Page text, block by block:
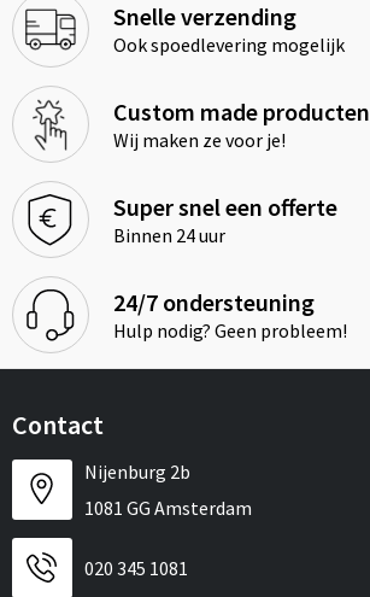
Snelle verzending
Ook spoedlevering mogelijk
Custom made producten
Wij maken ze voor je!
Super snel een offerte
Binnen 24 uur
24/7 ondersteuning
Hulp nodig? Geen probleem!
Contact
Nijenburg 2b
1081 GG Amsterdam
020 345 1081